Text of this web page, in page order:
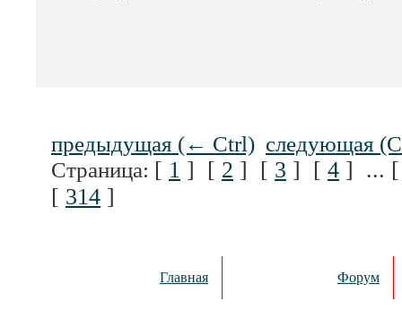
предыдущая (← Ctrl) следующая
Страница: [ 1 ] [ 2 ] [ 3 ] [ 4 ] ...
[ 314 ]
Главная Форум